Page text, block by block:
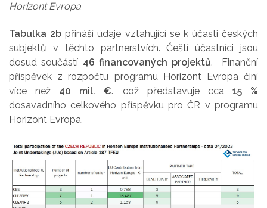
Horizont Evropa
Tabulka 2b přináší údaje vztahující se k účasti českých
subjektů v těchto partnerstvích. Čeští účastníci jsou
dosud součástí 46 financovaných projektů. Finanční
příspěvek z rozpočtu programu Horizont Evropa činí
více než 40 mil. €., což představuje cca15 %
dosavadního celkového příspěvku pro ČR v programu
Horizont Evropa.